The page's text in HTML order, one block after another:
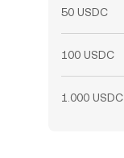
50 USDC
100 USDC
1.000 USDC